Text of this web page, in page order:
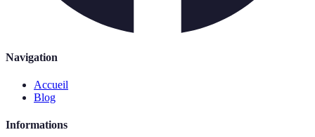
Navigation
Accueil
Blog
Informations